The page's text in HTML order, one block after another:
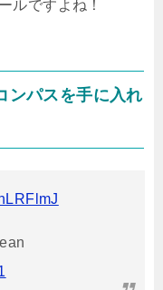
ルですよね！
ンパスを手に入れ